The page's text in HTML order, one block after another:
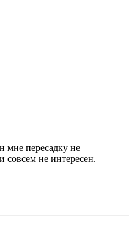
мне пересадку не
совсем не интересен.